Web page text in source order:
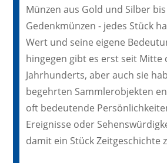
Münzen aus Gold und Silber
Gedenkmünzen - jedes Stück
Wert und seine eigene
hingegen gibt es erst seit Mitte
Jahrhunderts, aber auch sie
begehrten Sammlerobjekten
oft bedeutende
Ereignisse oder
damit ein Stück Zeitgeschichte